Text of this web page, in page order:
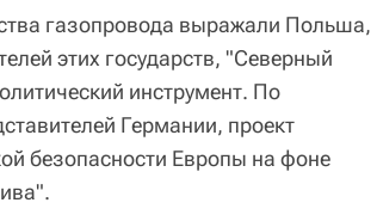
газопровода выражали Польша,
этих государств, "Северный
инструмент. По
Германии, проект
безопасности Европы на фоне